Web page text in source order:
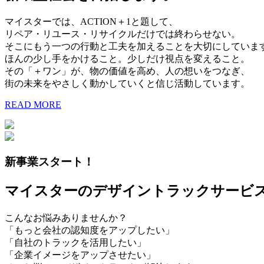
マイスターでは、ACTION＋1と題して、
リペア・リユース・リサイクルだけでは終わらせない。
そこにもう一つの行動と工夫を加えることを大切にしていま
ほんの少し手をかけること。少しだけ視点を変えること。
その「＋ワン」が、物の価値を高め、人の想いをつなぎ、
街の未来をやさしく動かしていくと信じ活動しています。
READ MORE
新事業スタート！
マイスターのデザイントラックサービ
こんなお悩みありませんか？
「もっと会社の認知度をアップしたい」
「自社のトラックを活用したい」
「企業イメージをアップさせたい」